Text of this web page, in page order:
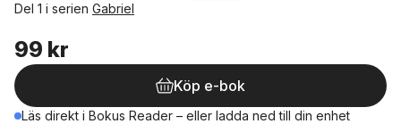
Del 1 i serien Gabriel
99 kr
Köp e-bok
Läs direkt i Bokus Reader – eller ladda ned till din enhet